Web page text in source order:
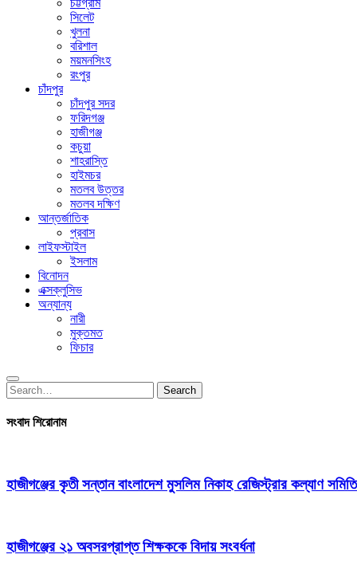
চট্টগ্রাম
সিলেট
খুলনা
বরিশাল
ময়মনসিংহ
রংপুর
চাঁদপুর
চাঁদপুর সদর
ফরিদগঞ্জ
হাজীগঞ্জ
কচুয়া
শাহরাস্তি
হাইমচর
মতলব উত্তর
মতলব দক্ষিণ
আন্তর্জাতিক
প্রবাস
লাইফস্টাইল
ইসলাম
বিনোদন
এক্সক্লুসিভ
অন্যান্য
নারী
মুক্তমত
ফিচার
Search
for:
Search
সংবাদ শিরোনাম
হাজীগঞ্জের কৃতী সন্তান বাংলাদেশ মুসলিম নিকাহ রেজিস্ট্রার কল্যাণ
হাজীগঞ্জের ২১ অবসরপ্রাপ্ত শিক্ষককে বিদায় সংবর্ধনা